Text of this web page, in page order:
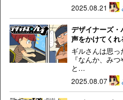
2025.08.21
デザイナーズ・
声をかけてくれ
ギルさんは思っ
『なんか、み
と…
2025.08.07